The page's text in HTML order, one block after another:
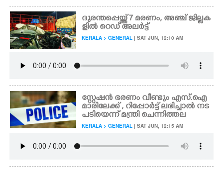
ദുരന്തപ്പെയ്ത്ത് 7 മരണം, അഞ്ച് ജില്ലക
ളിൽ റെഡ് അലർട്ട്
KERALA > GENERAL | SAT JUN, 12:10 AM
സ്റ്റേഷൻ ഭരണം വീണ്ടും എസ്.ഐ
മാരിലേക്ക് , റിപ്പോർട്ട് ലഭിച്ചാൽ നട
പടിയെന്ന് മന്ത്രി ചെന്നിത്തല
KERALA > GENERAL | SAT JUN, 12:15 AM